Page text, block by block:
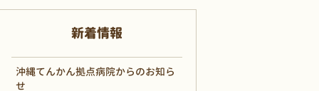
新着情報
沖縄てんかん拠点病院からのお知ら
せ